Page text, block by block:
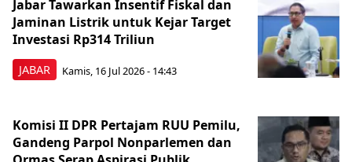
JABAR
Jabar Tawarkan Insentif Fiskal dan
Jaminan Listrik untuk Kejar Target
Investasi Rp314 Triliun
Kamis, 16 Jul 2026 - 14:43
Komisi II DPR Pertajam RUU Pemilu,
Gandeng Parpol Nonparlemen dan